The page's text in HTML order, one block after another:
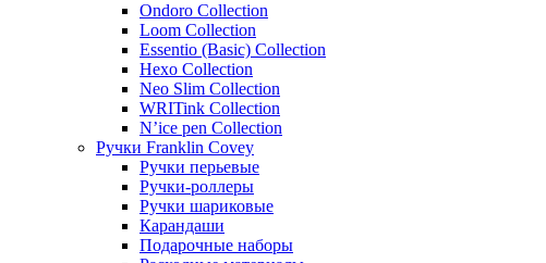
Ondoro Collection
Loom Collection
Essentio (Basic) Collection
Hexo Collection
Neo Slim Collection
WRITink Collection
N’ice pen Collection
Ручки Franklin Covey
Ручки перьевые
Ручки-роллеры
Ручки шариковые
Карандаши
Подарочные наборы